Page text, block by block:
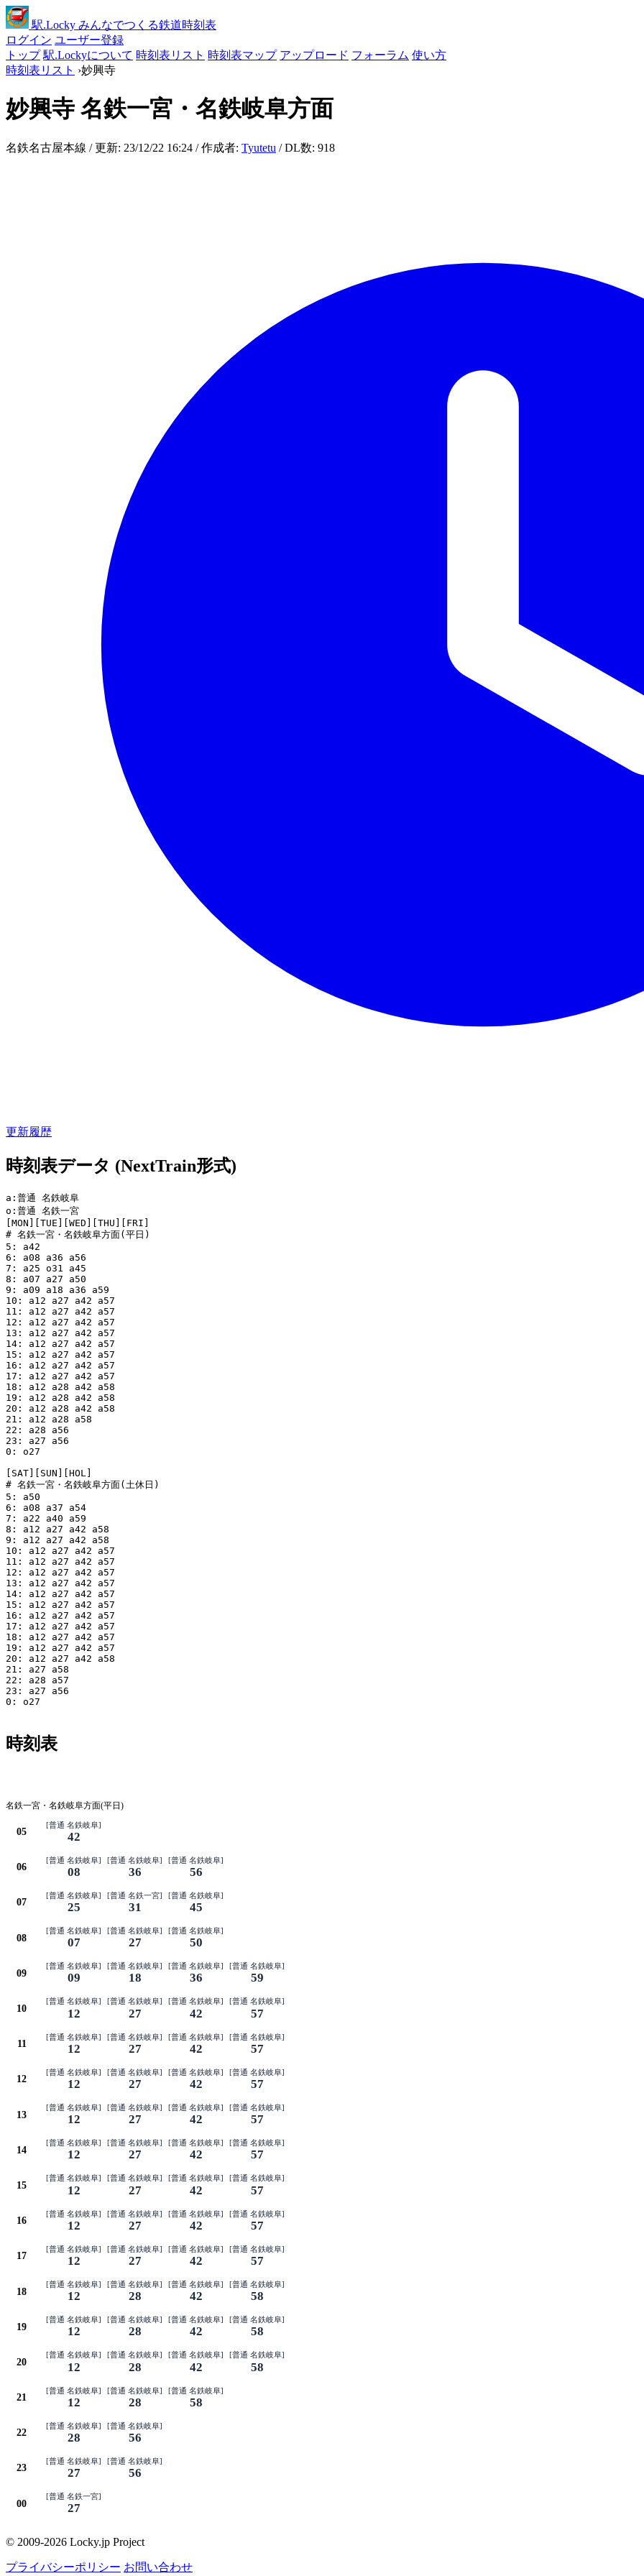
駅.Locky みんなでつくる鉄道時刻表
ログイン ユーザー登録
トップ 駅.Lockyについて 時刻表リスト 時刻表マップ アップロード フォーラム 使い方
時刻表リスト ›妙興寺
妙興寺 名鉄一宮・名鉄岐阜方面
名鉄名古屋本線 / 更新: 23/12/22 16:24 / 作成者: Tyutetu / DL数: 918
更新履歴
時刻表データ (NextTrain形式)
a:普通 名鉄岐阜
o:普通 名鉄一宮
[MON][TUE][WED][THU][FRI]
# 名鉄一宮・名鉄岐阜方面(平日)
5: a42
6: a08 a36 a56
7: a25 o31 a45
8: a07 a27 a50
9: a09 a18 a36 a59
10: a12 a27 a42 a57
11: a12 a27 a42 a57
12: a12 a27 a42 a57
13: a12 a27 a42 a57
14: a12 a27 a42 a57
15: a12 a27 a42 a57
16: a12 a27 a42 a57
17: a12 a27 a42 a57
18: a12 a28 a42 a58
19: a12 a28 a42 a58
20: a12 a28 a42 a58
21: a12 a28 a58
22: a28 a56
23: a27 a56
0: o27
[SAT][SUN][HOL]
# 名鉄一宮・名鉄岐阜方面(土休日)
5: a50
6: a08 a37 a54
7: a22 a40 a59
8: a12 a27 a42 a58
9: a12 a27 a42 a58
10: a12 a27 a42 a57
11: a12 a27 a42 a57
12: a12 a27 a42 a57
13: a12 a27 a42 a57
14: a12 a27 a42 a57
15: a12 a27 a42 a57
16: a12 a27 a42 a57
17: a12 a27 a42 a57
18: a12 a27 a42 a57
19: a12 a27 a42 a57
20: a12 a27 a42 a58
21: a27 a58
22: a28 a57
23: a27 a56
0: o27
時刻表
名鉄一宮・名鉄岐阜方面(平日)
05
[普通 名鉄岐阜]
42
06
[普通 名鉄岐阜]
08
[普通 名鉄岐阜]
36
[普通 名鉄岐阜]
56
07
[普通 名鉄岐阜]
25
[普通 名鉄一宮]
31
[普通 名鉄岐阜]
45
08
[普通 名鉄岐阜]
07
[普通 名鉄岐阜]
27
[普通 名鉄岐阜]
50
09
[普通 名鉄岐阜]
09
[普通 名鉄岐阜]
18
[普通 名鉄岐阜]
36
[普通 名鉄岐阜]
59
10
[普通 名鉄岐阜]
12
[普通 名鉄岐阜]
27
[普通 名鉄岐阜]
42
[普通 名鉄岐阜]
57
11
[普通 名鉄岐阜]
12
[普通 名鉄岐阜]
27
[普通 名鉄岐阜]
42
[普通 名鉄岐阜]
57
12
[普通 名鉄岐阜]
12
[普通 名鉄岐阜]
27
[普通 名鉄岐阜]
42
[普通 名鉄岐阜]
57
13
[普通 名鉄岐阜]
12
[普通 名鉄岐阜]
27
[普通 名鉄岐阜]
42
[普通 名鉄岐阜]
57
14
[普通 名鉄岐阜]
12
[普通 名鉄岐阜]
27
[普通 名鉄岐阜]
42
[普通 名鉄岐阜]
57
15
[普通 名鉄岐阜]
12
[普通 名鉄岐阜]
27
[普通 名鉄岐阜]
42
[普通 名鉄岐阜]
57
16
[普通 名鉄岐阜]
12
[普通 名鉄岐阜]
27
[普通 名鉄岐阜]
42
[普通 名鉄岐阜]
57
17
[普通 名鉄岐阜]
12
[普通 名鉄岐阜]
27
[普通 名鉄岐阜]
42
[普通 名鉄岐阜]
57
18
[普通 名鉄岐阜]
12
[普通 名鉄岐阜]
28
[普通 名鉄岐阜]
42
[普通 名鉄岐阜]
58
19
[普通 名鉄岐阜]
12
[普通 名鉄岐阜]
28
[普通 名鉄岐阜]
42
[普通 名鉄岐阜]
58
20
[普通 名鉄岐阜]
12
[普通 名鉄岐阜]
28
[普通 名鉄岐阜]
42
[普通 名鉄岐阜]
58
21
[普通 名鉄岐阜]
12
[普通 名鉄岐阜]
28
[普通 名鉄岐阜]
58
22
[普通 名鉄岐阜]
28
[普通 名鉄岐阜]
56
23
[普通 名鉄岐阜]
27
[普通 名鉄岐阜]
56
00
[普通 名鉄一宮]
27
© 2009-2026 Locky.jp Project
プライバシーポリシー お問い合わせ